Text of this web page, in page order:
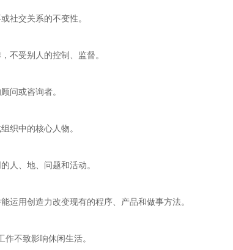
交关系的不变性。
受别人的控制、监督。
问或咨询者。
织中的核心人物。
、地、问题和活动。
用创造力改变现有的程序、产品和做事方法。
不致影响休闲生活。